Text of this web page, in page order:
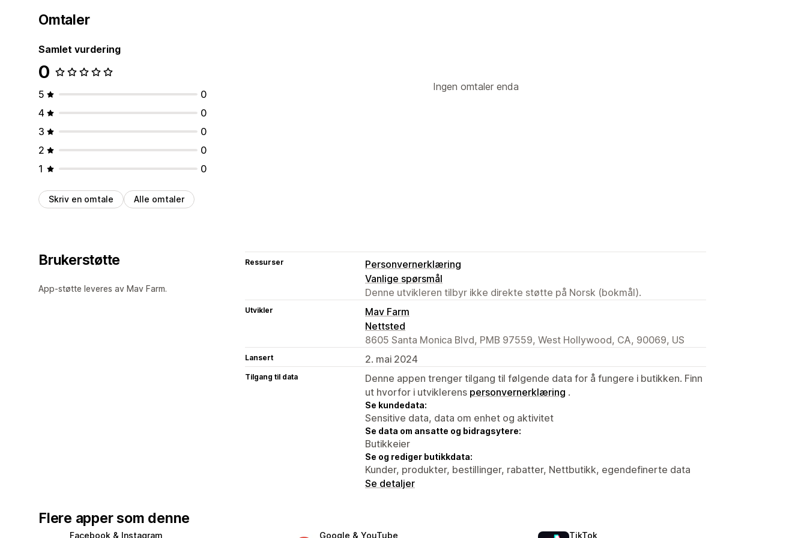
Omtaler
Samlet vurdering
0
5
0
4
0
3
0
2
0
1
0
Skriv en omtale Alle omtaler
Ingen omtaler enda
Brukerstøtte
App-støtte leveres av Mav Farm.
Ressurser
Personvernerklæring
Vanlige spørsmål
Denne utvikleren tilbyr ikke direkte støtte på Norsk (bokmål).
Utvikler
Mav Farm
Nettsted
8605 Santa Monica Blvd, PMB 97559, West Hollywood, CA, 90069, US
Lansert 2. mai 2024
Tilgang til data
Denne appen trenger tilgang til følgende data for å fungere i butikken. Finn
ut hvorfor i utviklerens personvernerklæring .
Se kundedata:
Sensitive data, data om enhet og aktivitet
Se data om ansatte og bidragsytere:
Butikkeier
Se og rediger butikkdata:
Kunder, produkter, bestillinger, rabatter, Nettbutikk, egendefinerte data
Se detaljer
Flere apper som denne
Facebook & Instagram Google & YouTube TikTok